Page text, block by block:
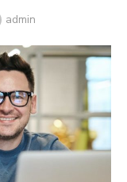
Author
admin